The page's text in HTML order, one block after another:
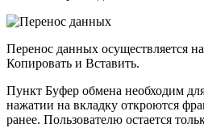
Перенос данных осуществляется
Копировать и Вставить.
Пункт Буфер обмена необходим
нажатии на вкладку откроются
ранее. Пользователю остается